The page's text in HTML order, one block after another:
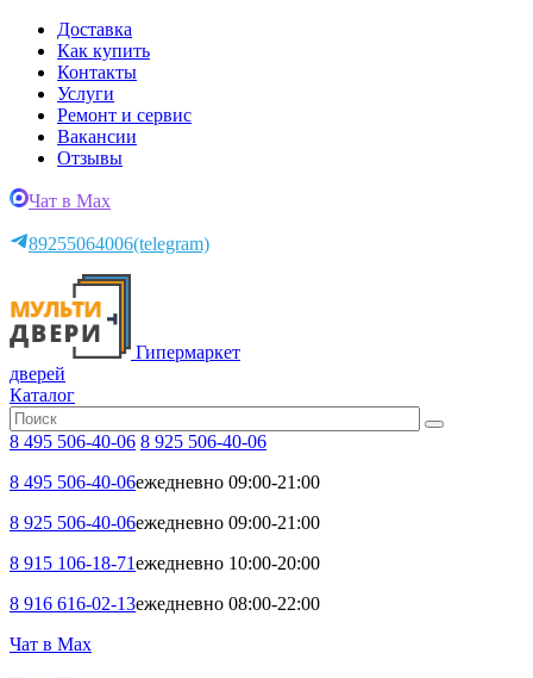
Доставка
Как купить
Контакты
Услуги
Ремонт и сервис
Вакансии
Отзывы
Чат в Max
89255064006(telegram)
Гипермаркет
дверей
Каталог
8 495 506-40-06 8 925 506-40-06
8 495 506-40-06ежедневно 09:00-21:00
8 925 506-40-06ежедневно 09:00-21:00
8 915 106-18-71ежедневно 10:00-20:00
8 916 616-02-13ежедневно 08:00-22:00
Чат в Max